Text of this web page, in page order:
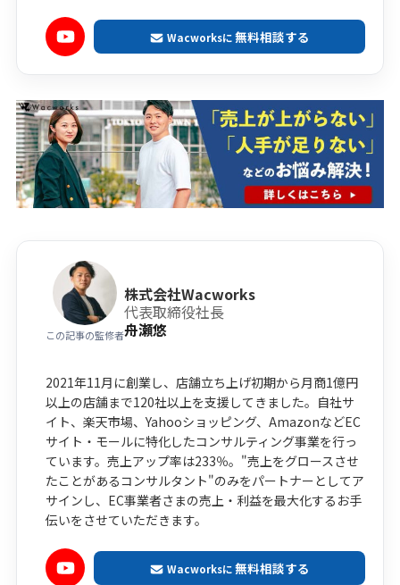
Wacworksに無料相談する
この記事の監修者
株式会社Wacworks
代表取締役社長
舟瀬悠
2021年11月に創業し、店舗立ち上げ初期から月商1億円
以上の店舗まで120社以上を支援してきました。自社サ
イト、楽天市場、Yahooショッピング、AmazonなどEC
サイト・モールに特化したコンサルティング事業を行っ
ています。売上アップ率は233％。"売上をグロースさせ
たことがあるコンサルタント"のみをパートナーとしてア
サインし、EC事業者さまの売上・利益を最大化するお手
伝いをさせていただきます。
Wacworksに無料相談する